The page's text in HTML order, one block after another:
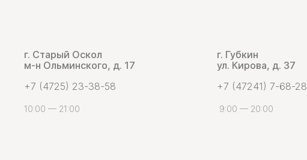
г. Старый Оскол
м-н Ольминского, д. 17
+7 (4725) 23-38-58
10:00 — 21:00
г. Губкин
ул. Кирова, д. 37
+7 (47241) 7-68-28
9:00 — 20:00